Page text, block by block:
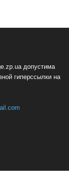
допустима
гиперссылки на